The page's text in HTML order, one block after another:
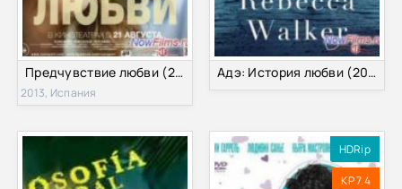
Предчувствие любви (2013)
2013, Испания
Адэ: История любви (2014)
HDRip
KP 7.4